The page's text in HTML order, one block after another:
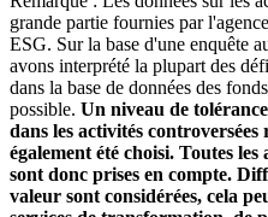
grande partie fournies par
ESG. Sur la base d'une enquête
avons interprété la plupart des
dans la base de données des
possible. Un niveau de
dans les activités controversées
également été choisi. Toutes
sont donc prises en compte.
valeur sont considérées, cela